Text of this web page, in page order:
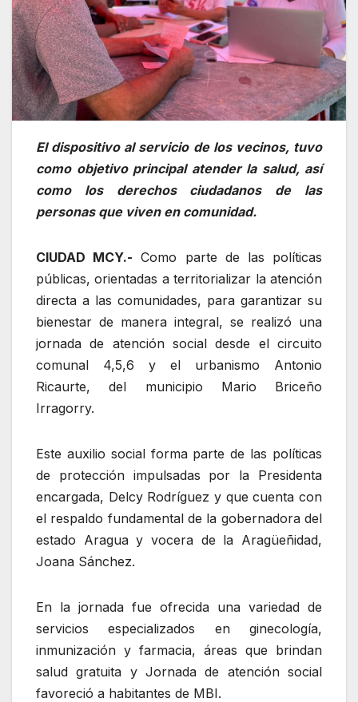
El dispositivo al servicio de los vecinos, tuvo
como objetivo principal atender la salud, así
como los derechos ciudadanos de las
personas que viven en comunidad.
CIUDAD MCY.- Como parte de las políticas
públicas, orientadas a territorializar la atención
directa a las comunidades, para garantizar su
bienestar de manera integral, se realizó una
jornada de atención social desde el circuito
comunal 4,5,6 y el urbanismo Antonio
Ricaurte, del municipio Mario Briceño
Irragorry.
Este auxilio social forma parte de las políticas
de protección impulsadas por la Presidenta
encargada, Delcy Rodríguez y que cuenta con
el respaldo fundamental de la gobernadora del
estado Aragua y vocera de la Aragüeñidad,
Joana Sánchez.
En la jornada fue ofrecida una variedad de
servicios especializados en ginecología,
inmunización y farmacia, áreas que brindan
salud gratuita y Jornada de atención social
favoreció a habitantes de MBI.